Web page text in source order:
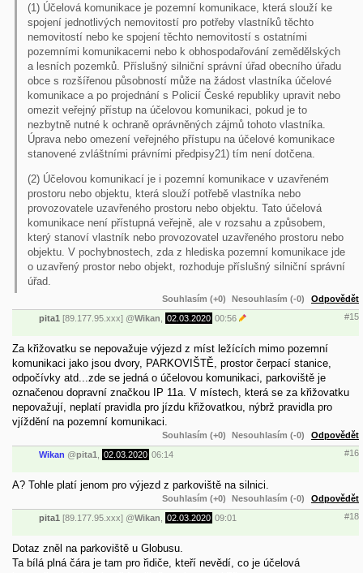
(1) Účelová komunikace je pozemní komunikace, která slouží ke
spojení jednotlivých nemovitostí pro potřeby vlastníků těchto
nemovitostí nebo ke spojení těchto nemovitostí s ostatními
pozemními komunikacemi nebo k obhospodařování zemědělských
a lesních pozemků. Příslušný silniční správní úřad obecního úřadu
obce s rozšířenou působností může na žádost vlastníka účelové
komunikace a po projednání s Policií České republiky upravit nebo
omezit veřejný přístup na účelovou komunikaci, pokud je to
nezbytně nutné k ochraně oprávněných zájmů tohoto vlastníka.
Úprava nebo omezení veřejného přístupu na účelové komunikace
stanovené zvláštními právními předpisy21) tím není dotčena.
(2) Účelovou komunikací je i pozemní komunikace v uzavřeném
prostoru nebo objektu, která slouží potřebě vlastníka nebo
provozovatele uzavřeného prostoru nebo objektu. Tato účelová
komunikace není přístupná veřejně, ale v rozsahu a způsobem,
který stanoví vlastník nebo provozovatel uzavřeného prostoru nebo
objektu. V pochybnostech, zda z hlediska pozemní komunikace jde
o uzavřený prostor nebo objekt, rozhoduje příslušný silniční správní
úřad.
Souhlasím (+0) Nesouhlasím (-0) Odpovědět
pita1 [89.177.95.xxx] @Wikan 02.03.2020 00:56 #15
Za křižovatku se nepovažuje výjezd z míst ležících mimo pozemní
komunikaci jako jsou dvory, PARKOVIŠTĚ, prostor čerpací stanice,
odpočívky atd...zde se jedná o účelovou komunikaci, parkoviště je
označenou dopravní značkou IP 11a. V místech, která se za křižovatku
nepovažují, neplatí pravidla pro jízdu křižovatkou, nýbrž pravidla pro
vjíždění na pozemní komunikaci.
Souhlasím (+0) Nesouhlasím (-0) Odpovědět
Wikan @pita1 02.03.2020 06:14 #16
A? Tohle platí jenom pro výjezd z parkoviště na silnici.
Souhlasím (+0) Nesouhlasím (-0) Odpovědět
pita1 [89.177.95.xxx] @Wikan 02.03.2020 09:01 #18
Dotaz zněl na parkoviště u Globusu.
Ta bílá plná čára je tam pro řidiče, kteří nevědí, co je účelová